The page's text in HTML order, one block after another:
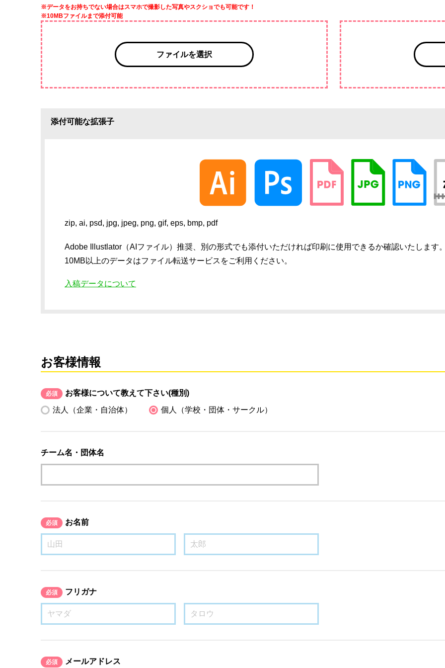
※データをお持ちでない場合はスマホで撮影した写真やスクショでも可能です！
※10MBファイルまで添付可能
ファイルを選択
添付可能な拡張子
zip, ai, psd, jpg, jpeg, png, gif, eps, bmp, pdf
Adobe Illustlator（AIファイル）推奨、別の形式でも添付いただければ印刷に使用できるか確認いたします
10MB以上のデータはファイル転送サービスをご利用ください。
入稿データについて
お客様情報
必須
お客様について教えて下さい(種別)
法人（企業・自治体）
個人（学校・団体・サークル）
チーム名・団体名
必須 お名前
必須 フリガナ
必須 メールアドレス